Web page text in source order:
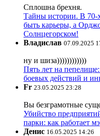
Сплошна брехня.
Тайны истории. В 70-
быть карьеры, а
Солнцегорском!
Владислав 07.09.2025
ну и шиза))))))))))))
Пять лет на
боевых действий и
Fr 23.05.2025 23:28
Вы безграмотные
Убийство
парки: как работает
Денис 16.05.2025 14:26